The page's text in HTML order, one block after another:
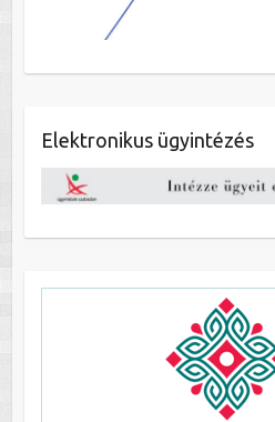
Elektronikus ügyintézés